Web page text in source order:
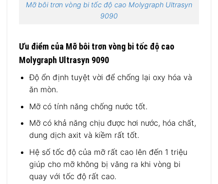
Mỡ bôi trơn vòng bi tốc độ cao Molygraph Ultrasyn
9090
Ưu điểm của Mỡ bôi trơn vòng bi tốc độ cao
Molygraph Ultrasyn 9090
Độ ổn định tuyệt vời để chống lại oxy hóa và
ăn mòn.
Mỡ có tính năng chống nước tốt.
Mỡ có khả năng chịu được hơi nước, hóa chất,
dung dịch axit và kiềm rất tốt.
Hệ số tốc độ của mỡ rất cao lên đến 1 triệu
giúp cho mỡ không bị văng ra khi vòng bi
quay với tốc độ rất cao.